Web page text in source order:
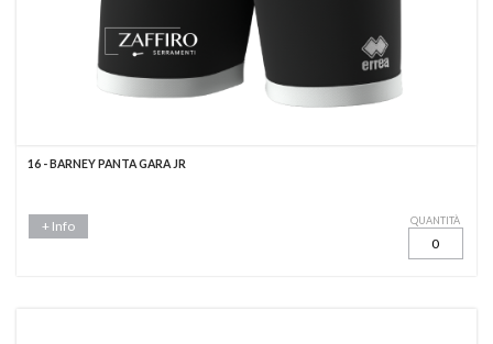
16 - BARNEY PANTA GARA JR
+ Info QUANTITÀ